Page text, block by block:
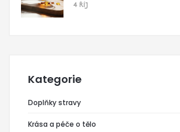
4 ŘÍJ
Kategorie
Doplňky stravy
Krása a péče o tělo